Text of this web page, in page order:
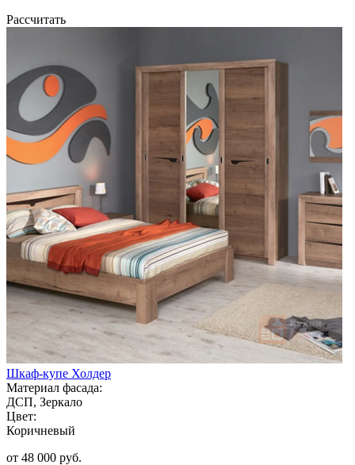
Рассчитать
Шкаф-купе Холдер
Материал фасада:
ДСП, Зеркало
Цвет:
Коричневый
от 48 000 руб.